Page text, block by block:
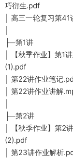
巧衍生.pdf
│ 高三一轮复习第
├─第1讲
│ 【秋季作业】第1
(1).pdf
│ 第22讲作业笔记
│ 第22讲作业讲解
├─第2讲
│ 【秋季作业】第2
(2).pdf
│ 第23讲作业解析